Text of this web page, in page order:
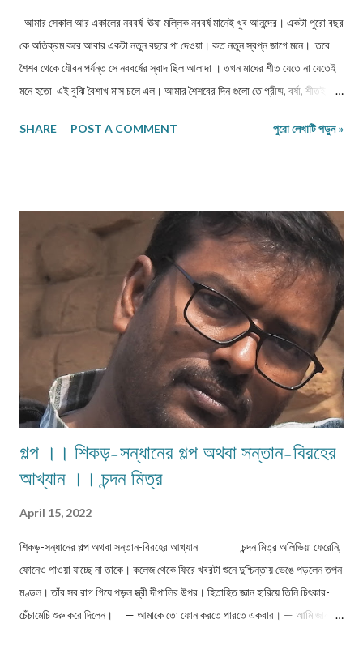
আমার সেকাল আর একালের নববর্ষ ঊষা মল্লিক নববর্ষ মানেই খুব আনন্দের। একটা পুরো বছর
কে অতিক্রম করে আবার একটা নতুন বছরে পা দেওয়া। কত নতুন স্বপ্ন জাগে মনে। তবে
শৈশব থেকে যৌবন পর্যন্ত সে নববর্ষের স্বাদ ছিল আলাদা । তখন মাঘের শীত যেতে না যেতেই
মনে হতো এই বুঝি বৈশাখ মাস চলে এল। আমার শৈশবের দিন গুলো তে গ্রীষ্ম, বর্ষা, শীতই
জেগেছিল যৌবনকালে। নববর্ষের কাছে এদের গুরুত্ব ছিল ভীষণ কম। শৈশব আর কৈশোরের
ভাই বোনে দের সব বাড়ীতে থাকতে হতো। মামা বাড়ি বা আর কোথাও গেলে ও নববর্ষের আগে
বাড়ীতে ফিরে আসতে হবে। মনে হতো নববর্ষে নতুন জামা না পরলে বোধ হয় নববর্ষ হলো না।
সকাল বেলা তাড়াতাড়ি ঘুম থেকে উঠতেই হবে। বছরের প্রথম দিন সব কিছু ভালো অভ্যা...
SHARE POST A COMMENT পুরো লেখাটি পড়ুন »
গল্প ।। শিকড়-সন্ধানের গল্প অথবা সন্তান-বিরহের
আখ্যান ।। চন্দন মিত্র
April 15, 2022
শিকড়-সন্ধানের গল্প অথবা সন্তান-বিরহের আখ্যান চন্দন মিত্র অলিভিয়া ফেরেনি,
ফোনেও পাওয়া যাচ্ছে না তাকে। কলেজ থেকে ফিরে খবরটা শুনে দুশ্চিন্তায় ভেঙে পড়লেন তপন
মণ্ডল। তাঁর সব রাগ গিয়ে পড়ল স্ত্রী দীপালির উপর। হিতাহিত জ্ঞান হারিয়ে তিনি চিৎকার-
চেঁচামেচি শুরু করে দিলেন। — আমাকে তো ফোন করতে পারতে একবার। — আমি জানব